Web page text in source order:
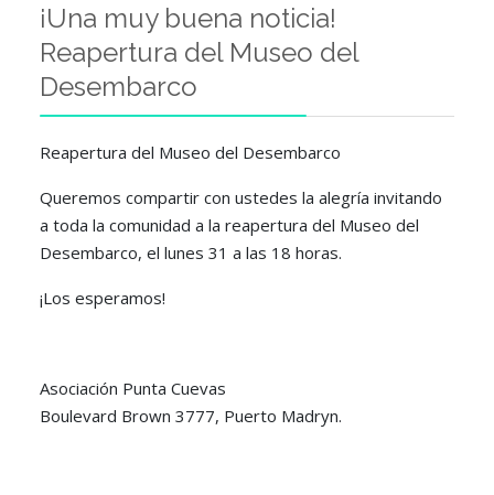
¡Una muy buena noticia!
Reapertura del Museo del
Desembarco
Reapertura del Museo del Desembarco
Queremos compartir con ustedes la alegría invitando
a toda la comunidad a la reapertura del Museo del
Desembarco, el lunes 31 a las 18 horas.
¡Los esperamos!
Asociación Punta Cuevas
Boulevard Brown 3777, Puerto Madryn.